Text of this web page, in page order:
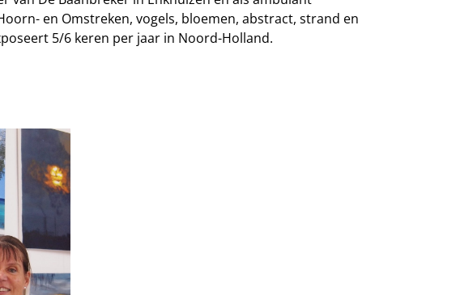
en Omstreken, vogels, bloemen, abstract, strand en
5/6 keren per jaar in Noord-Holland.